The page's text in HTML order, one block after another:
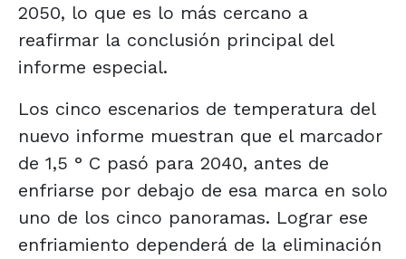
2050, lo que es lo más cercano a
reafirmar la conclusión principal del
informe especial.
Los cinco escenarios de temperatura del
nuevo informe muestran que el marcador
de 1,5 ° C pasó para 2040, antes de
enfriarse por debajo de esa marca en solo
uno de los cinco panoramas. Lograr ese
enfriamiento dependerá de la eliminación